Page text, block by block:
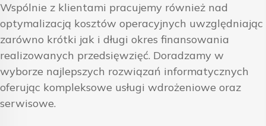
Wspólnie z klientami pracujemy również nad
optymalizacją kosztów operacyjnych uwzględniając
zarówno krótki jak i długi okres finansowania
realizowanych przedsięwzięć. Doradzamy w
wyborze najlepszych rozwiązań informatycznych
oferując kompleksowe usługi wdrożeniowe oraz
serwisowe.